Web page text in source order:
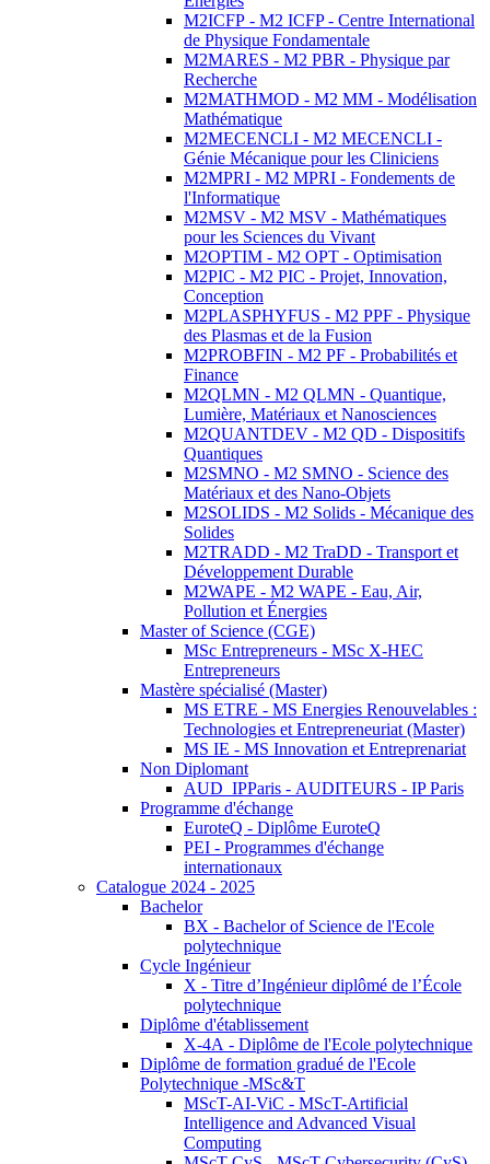
M2ICFP - M2 ICFP - Centre International
de Physique Fondamentale
M2MARES - M2 PBR - Physique par
Recherche
M2MATHMOD - M2 MM - Modélisation
Mathématique
M2MECENCLI - M2 MECENCLI -
Génie Mécanique pour les Cliniciens
M2MPRI - M2 MPRI - Fondements de
l'Informatique
M2MSV - M2 MSV - Mathématiques
pour les Sciences du Vivant
M2OPTIM - M2 OPT - Optimisation
M2PIC - M2 PIC - Projet, Innovation,
Conception
M2PLASPHYFUS - M2 PPF - Physique
des Plasmas et de la Fusion
M2PROBFIN - M2 PF - Probabilités et
Finance
M2QLMN - M2 QLMN - Quantique,
Lumière, Matériaux et Nanosciences
M2QUANTDEV - M2 QD - Dispositifs
Quantiques
M2SMNO - M2 SMNO - Science des
Matériaux et des Nano-Objets
M2SOLIDS - M2 Solids - Mécanique des
Solides
M2TRADD - M2 TraDD - Transport et
Développement Durable
M2WAPE - M2 WAPE - Eau, Air,
Pollution et Énergies
Master of Science (CGE)
MSc Entrepreneurs - MSc X-HEC
Entrepreneurs
Mastère spécialisé (Master)
MS ETRE - MS Energies Renouvelables :
Technologies et Entrepreneuriat (Master)
MS IE - MS Innovation et Entreprenariat
Non Diplomant
AUD_IPParis - AUDITEURS - IP Paris
Programme d'échange
EuroteQ - Diplôme EuroteQ
PEI - Programmes d'échange
internationaux
Catalogue 2024 - 2025
Bachelor
BX - Bachelor of Science de l'Ecole
polytechnique
Cycle Ingénieur
X - Titre d’Ingénieur diplômé de l’École
polytechnique
Diplôme d'établissement
X-4A - Diplôme de l'Ecole polytechnique
Diplôme de formation gradué de l'Ecole
Polytechnique -MSc&T
MScT-AI-ViC - MScT-Artificial
Intelligence and Advanced Visual
Computing